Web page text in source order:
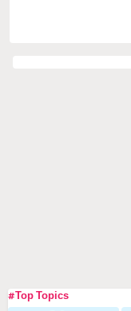
#Top Topics